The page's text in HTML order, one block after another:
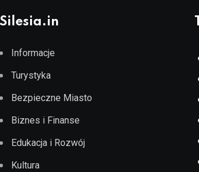
Silesia.in
Informacje
Turystyka
Bezpieczne Miasto
Biznes i Finanse
Edukacja i Rozwój
Kultura